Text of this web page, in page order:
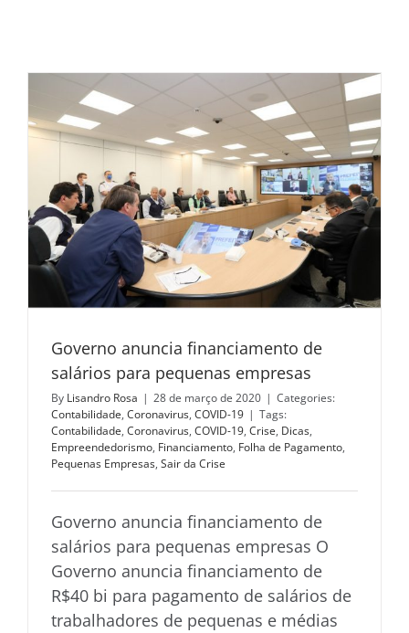
Governo anuncia financiamento de
salários para pequenas empresas
By Lisandro Rosa | 28 de março de 2020 | Categories:
Contabilidade, Coronavirus, COVID-19 | Tags:
Contabilidade, Coronavirus, COVID-19, Crise, Dicas,
Empreendedorismo, Financiamento, Folha de Pagamento,
Pequenas Empresas, Sair da Crise
Governo anuncia financiamento de
salários para pequenas empresas O
Governo anuncia financiamento de
R$40 bi para pagamento de salários de
trabalhadores de pequenas e médias